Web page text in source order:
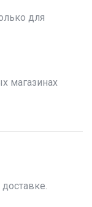
для
магазинах